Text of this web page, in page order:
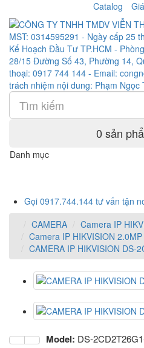
Catalog
0 sản
Danh mục
Gọi 0917.744.144 tư vấn tận
CAMERA
Camera IP
Camera IP HIKVISION 2.0MP
CAMERA IP HIKVISION DS-
Model: DS-